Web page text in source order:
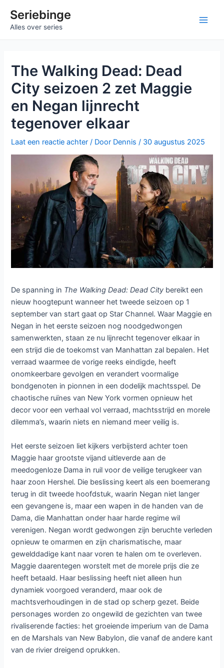
naarSeriebinge
Alles over series
The Walking Dead: Dead
City seizoen 2 zet Maggie
en Negan lijnrecht
tegenover elkaar
Laat een reactie achter / DoorDennis/30 augustus 2025
De spanning inThe Walking Dead: Dead Citybereikt een
nieuw hoogtepunt wanneer het tweede seizoen op 1
september van start gaat op Star Channel. Waar Maggie en
Negan in het eerste seizoen nog noodgedwongen
samenwerkten, staan ze nu lijnrecht tegenover elkaar in
een strijd die de toekomst van Manhattan zal bepalen. Het
verraad waarmee de vorige reeks eindigde, heeft
onomkeerbare gevolgen en verandert voormalige
bondgenoten in pionnen in een dodelijk machtsspel. De
chaotische ruïnes van New York vormen opnieuw het
decor voor een verhaal vol verraad, machtsstrijd en morele
dilemma’s, waarin niets en niemand meer veilig is.